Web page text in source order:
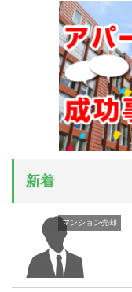
新着
マンション売却